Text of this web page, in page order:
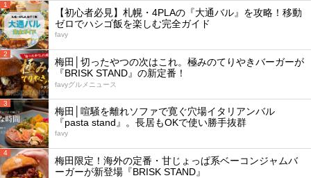
1
【初心者必見】札幌・4PLAの『大通バル』を攻略！移動
ゼロでハシゴ飯を楽しむ完全ガイド
favy
2
梅田│切ったやつの次はこれ。極みのてりやきバーガーが
『BRISK STAND』の新定番！
favyグルメニュース
3
梅田│喧騒を離れソファで寛ぐ穴場イタリアンバル
『pasta stand』。長居もOKで使い勝手抜群
favy
4
梅田限定！海外の定番・甘じょっぱ系ベーコンジャムバ
ーガーが新登場『BRISK STAND』